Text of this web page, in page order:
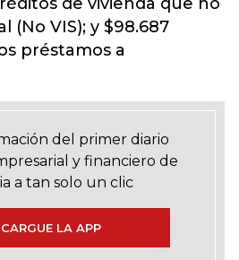
(No VIS); y $98.687
préstamos a
del primer diario
y financiero de
a tan solo un clic
LA APP